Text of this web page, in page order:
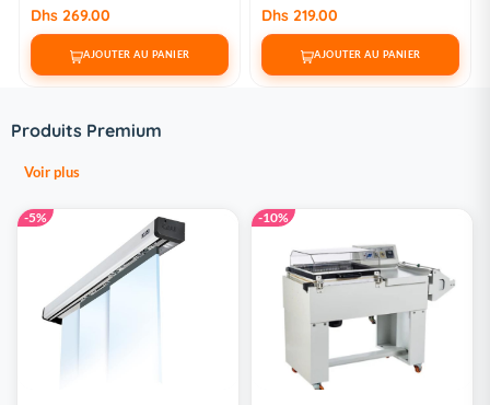
Dhs 269.00
AJOUTER AU PANIER
Dhs 219.00
AJOUTER AU PANIER
Produits Premium
Voir plus
-5% -10%